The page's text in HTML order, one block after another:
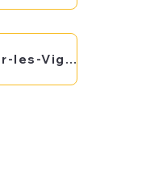
27 Rue de la Fontaine 44710 Saint-Léger-les-Vignes